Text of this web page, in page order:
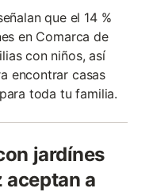
que el 14 %
en Comarca de
con niños, así
encontrar casas
toda tu familia.
jardínes
aceptan a